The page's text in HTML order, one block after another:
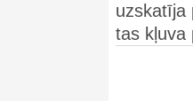
uzskatīja
tas kļuva